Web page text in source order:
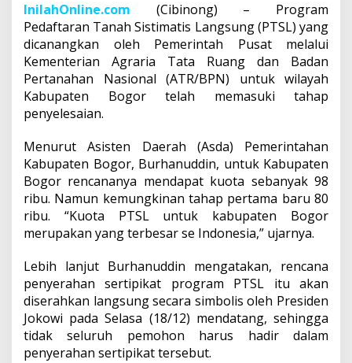
InilahOnline.com (Cibinong) – Program
Pedaftaran Tanah Sistimatis Langsung (PTSL) yang
dicanangkan oleh Pemerintah Pusat melalui
Kementerian Agraria Tata Ruang dan Badan
Pertanahan Nasional (ATR/BPN) untuk wilayah
Kabupaten Bogor telah memasuki tahap
penyelesaian.
Menurut Asisten Daerah (Asda) Pemerintahan
Kabupaten Bogor, Burhanuddin, untuk Kabupaten
Bogor rencananya mendapat kuota sebanyak 98
ribu. Namun kemungkinan tahap pertama baru 80
ribu. “Kuota PTSL untuk kabupaten Bogor
merupakan yang terbesar se Indonesia,” ujarnya.
Lebih lanjut Burhanuddin mengatakan, rencana
penyerahan sertipikat program PTSL itu akan
diserahkan langsung secara simbolis oleh Presiden
Jokowi pada Selasa (18/12) mendatang, sehingga
tidak seluruh pemohon harus hadir dalam
penyerahan sertipikat tersebut.